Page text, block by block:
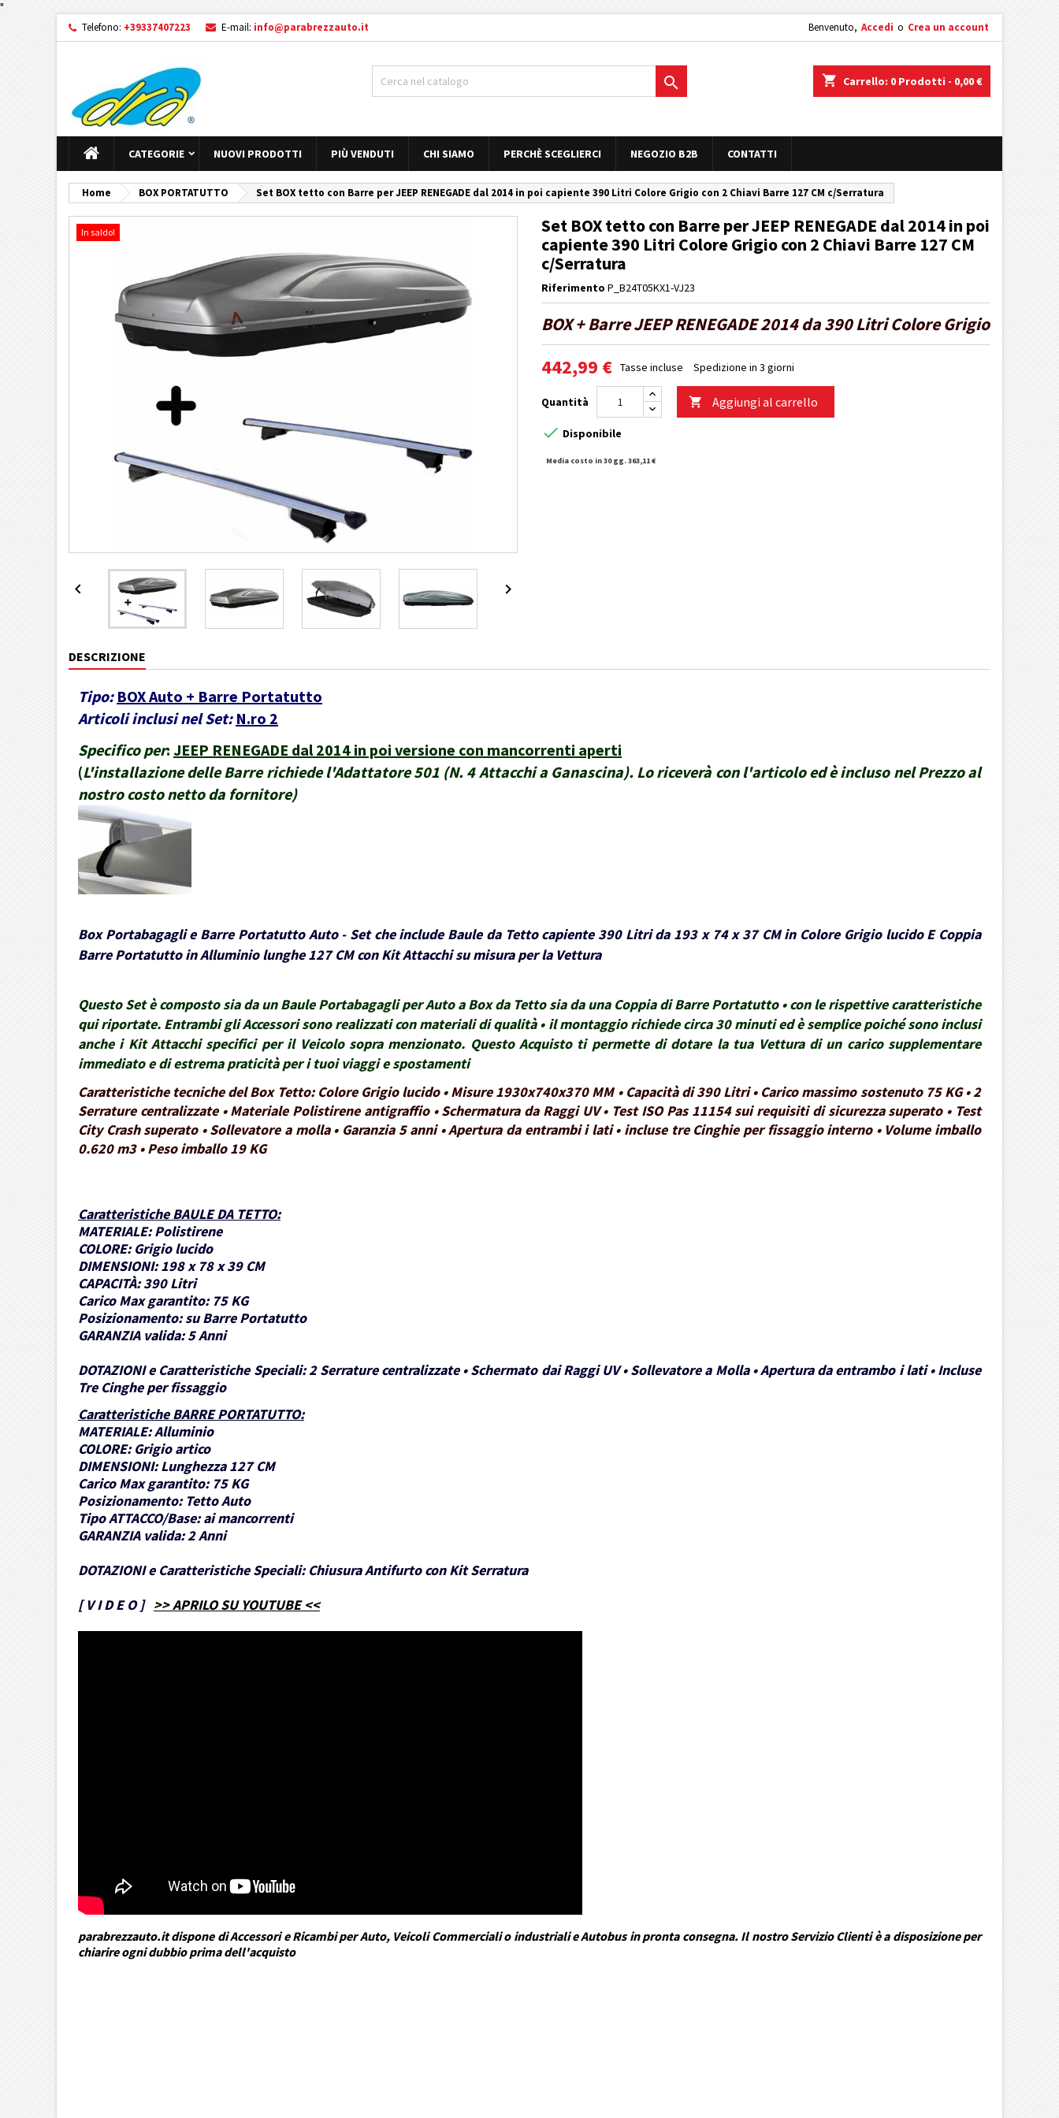
"
Telefono: +39337407223 E-mail: info@parabrezzauto.it Benvenuto, Accedi o Crea un account
shopping_cart Carrello: 0 Prodotti - 0,00 €

CATEGORIE NUOVI PRODOTTI PIÙ VENDUTI CHI SIAMO PERCHÈ SCEGLIERCI NEGOZIO B2B CONTATTI
Home BOX PORTATUTTO Set BOX tetto con Barre per JEEP RENEGADE dal 2014 in poi capiente 390 Litri Colore Grigio con 2 Chiavi Barre 127 CM c/Serratura
In saldo!
 
Set BOX tetto con Barre per JEEP RENEGADE dal 2014 in poi
capiente 390 Litri Colore Grigio con 2 Chiavi Barre 127 CM
c/Serratura
Riferimento P_B24T05KX1-VJ23
BOX + Barre JEEP RENEGADE 2014 da 390 Litri Colore Grigio
442,99 € Tasse incluse Spedizione in 3 giorni
Quantità  Aggiungi al carrello
 Disponibile
Media costo in 30 gg. 363,11 €
DESCRIZIONE
Tipo: BOX Auto + Barre Portatutto
Articoli inclusi nel Set: N.ro 2
Specifico per: JEEP RENEGADE dal 2014 in poi versione con mancorrenti aperti
(L'installazione delle Barre richiede l'Adattatore 501 (N. 4 Attacchi a Ganascina). Lo riceverà con l'articolo ed è incluso nel Prezzo al
nostro costo netto da fornitore)
Box Portabagagli e Barre Portatutto Auto - Set che include Baule da Tetto capiente 390 Litri da 193 x 74 x 37 CM in Colore Grigio lucido E Coppia
Barre Portatutto in Alluminio lunghe 127 CM con Kit Attacchi su misura per la Vettura
Questo Set è composto sia da un Baule Portabagagli per Auto a Box da Tetto sia da una Coppia di Barre Portatutto • con le rispettive caratteristiche
qui riportate. Entrambi gli Accessori sono realizzati con materiali di qualità • il montaggio richiede circa 30 minuti ed è semplice poiché sono inclusi
anche i Kit Attacchi specifici per il Veicolo sopra menzionato. Questo Acquisto ti permette di dotare la tua Vettura di un carico supplementare
immediato e di estrema praticità per i tuoi viaggi e spostamenti
Caratteristiche tecniche del Box Tetto: Colore Grigio lucido • Misure 1930x740x370 MM • Capacità di 390 Litri • Carico massimo sostenuto 75 KG • 2
Serrature centralizzate • Materiale Polistirene antigraffio • Schermatura da Raggi UV • Test ISO Pas 11154 sui requisiti di sicurezza superato • Test
City Crash superato • Sollevatore a molla • Garanzia 5 anni • Apertura da entrambi i lati • incluse tre Cinghie per fissaggio interno • Volume imballo
0.620 m3 • Peso imballo 19 KG
Caratteristiche BAULE DA TETTO:
MATERIALE: Polistirene
COLORE: Grigio lucido
DIMENSIONI: 198 x 78 x 39 CM
CAPACITÀ: 390 Litri
Carico Max garantito: 75 KG
Posizionamento: su Barre Portatutto
GARANZIA valida: 5 Anni
DOTAZIONI e Caratteristiche Speciali:2 Serrature centralizzate • Schermato dai Raggi UV • Sollevatore a Molla • Apertura da entrambo i lati • Incluse
Tre Cinghe per fissaggio
Caratteristiche BARRE PORTATUTTO:
MATERIALE:Alluminio
COLORE: Grigio artico
DIMENSIONI: Lunghezza 127 CM
Carico Max garantito: 75 KG
Posizionamento: Tetto Auto
Tipo ATTACCO/Base: ai mancorrenti
GARANZIA valida:2 Anni
DOTAZIONI e Caratteristiche Speciali: Chiusura Antifurto con Kit Serratura
[V I D E O] >> APRILO SU YOUTUBE <<
parabrezzauto.it dispone di Accessori e Ricambi per Auto, Veicoli Commerciali o industriali e Autobus in pronta consegna. Il nostro Servizio Clienti è a disposizione per
chiarire ogni dubbio prima dell'acquisto